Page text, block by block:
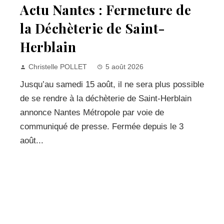
Actu Nantes : Fermeture de
la Déchèterie de Saint-
Herblain
Christelle POLLET 5 août 2026
Jusqu’au samedi 15 août, il ne sera plus possible
de se rendre à la déchèterie de Saint-Herblain
annonce Nantes Métropole par voie de
communiqué de presse. Fermée depuis le 3
août...